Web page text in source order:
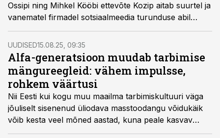
Ossipi ning Mihkel Kööbi ettevõte Kozip aitab suurtel ja
vanematel firmadel sotsiaalmeedia turunduse abil
jõuda noorteni, kelleni muidu on keeruline saada.
UUDISED15.08.25, 09:35
Alfa-generatsioon muudab tarbimise
mängureegleid: vähem impulsse,
rohkem väärtusi
Nii Eesti kui kogu muu maailma tarbimiskultuuri väga
jõuliselt sisenenud üliodava masstoodangu võidukäik
võib kesta veel mõned aastad, kuna peale kasvav
Alfa-generatsioon hakkab sel fenomenil suure